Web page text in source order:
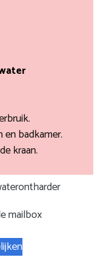
en badkamer.
kraan.
mailbox